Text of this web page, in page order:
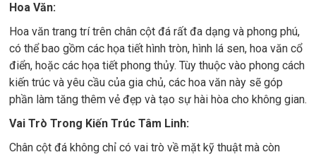
Hoa Văn:
Hoa văn trang trí trên chân cột đá rất đa dạng và phong phú,
có thể bao gồm các họa tiết hình tròn, hình lá sen, hoa văn cổ
điển, hoặc các họa tiết phong thủy. Tùy thuộc vào phong cách
kiến trúc và yêu cầu của gia chủ, các hoa văn này sẽ góp
phần làm tăng thêm vẻ đẹp và tạo sự hài hòa cho không gian.
Vai Trò Trong Kiến Trúc Tâm Linh:
Chân cột đá không chỉ có vai trò về mặt kỹ thuật mà còn